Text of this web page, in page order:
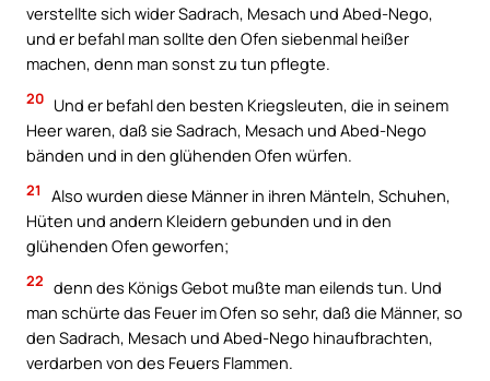
verstellte sich wider Sadrach, Mesach und Abed-Nego,
und er befahl man sollte den Ofen siebenmal heißer
machen, denn man sonst zu tun pflegte.
20 Und er befahl den besten Kriegsleuten, die in seinem
Heer waren, daß sie Sadrach, Mesach und Abed-Nego
bänden und in den glühenden Ofen würfen.
21
Also wurden diese Männer in ihren Mänteln, Schuhen,
Hüten und andern Kleidern gebunden und in den
glühenden Ofen geworfen;
22 denn des Königs Gebot mußte man eilends tun. Und
man schürte das Feuer im Ofen so sehr, daß die Männer, so
den Sadrach, Mesach und Abed-Nego hinaufbrachten,
verdarben von des Feuers Flammen.